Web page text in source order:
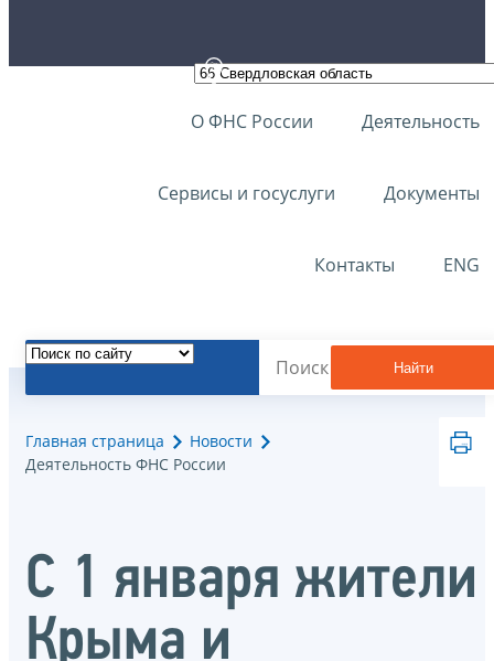
О ФНС России Деятельность
Сервисы и госуслуги Документы
Контакты ENG
Найти
Главная страница
Новости
Деятельность ФНС России
С 1 января жители
Крыма и